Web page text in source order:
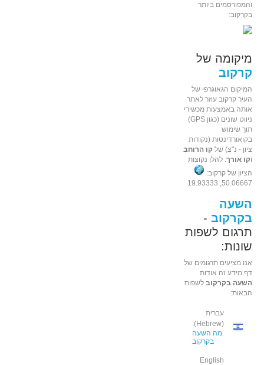
והמפורסמים ביותר
בקרקוב:
מיקומה של
קרקוב
המיקום הגאוגרפי של
העיר קרקוב עוזר לאתר
אותה באמצעות מכשירי
ניווט שונים (כגון GPS)
תוך שימוש
בקואורדינטות (נקודות
ציון - נ"צ) של קו הרוחב
וקו אורך. להלן נקוצות
הציון של קרקוב:
50.06667, 19.93333
השעה
בקרקוב -
תרגום לשפות
שונות:
אנו מציעים תרגומים של
דף מידע זה אודות
השעה בקרקוב לשפות
הבאות:
עברית
(Hebrew):
מה השעה
בקרקוב
English